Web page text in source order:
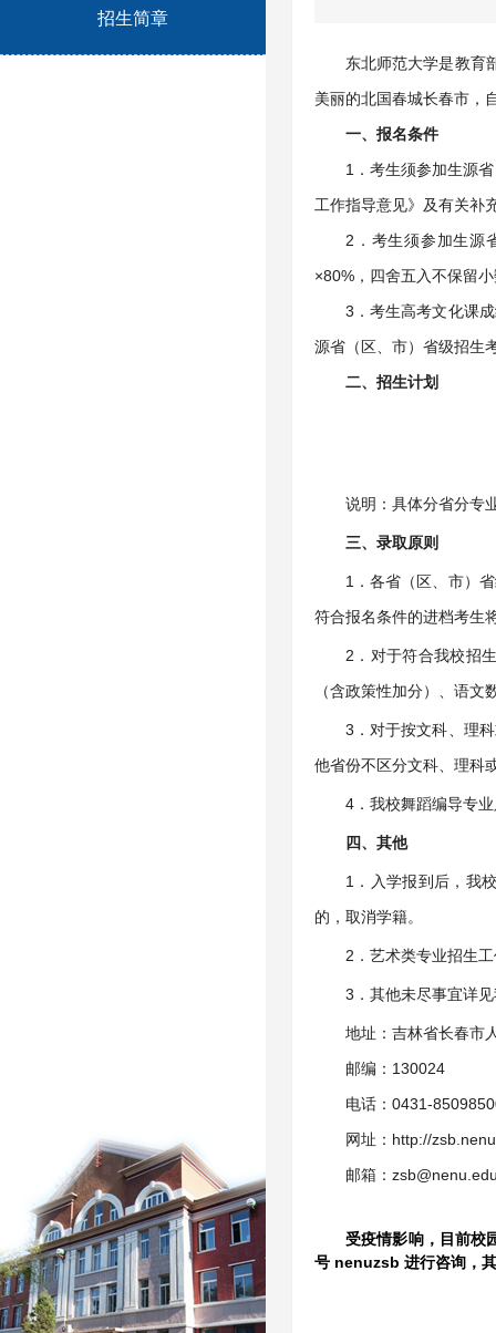
招生简章
东北师范大学是教育
美丽的北国春城长春市，
一、报名条件
1．考生须参加生源
工作指导意见》及有关补
2．考生须参加生源
×80%，四舍五入不保留
3．考生高考文化课
源省（区、市）省级招生
二、招生计划
说明：具体分省分专
三、录取原则
1．各省（区、市）
符合报名条件的进档考生
2．对于符合我校招
（含政策性加分）、语文
3．对于按文科、理
他省份不区分文科、理科
4．我校舞蹈编导专
四、其他
1．入学报到后，我
的，取消学籍。
2．艺术类专业招生
3．其他未尽事宜详
地址：吉林省长春市
邮编：130024
电话：0431-
网址：http://
邮箱：
受疫情影响，目前校
号 nenuzsb 进行咨询，